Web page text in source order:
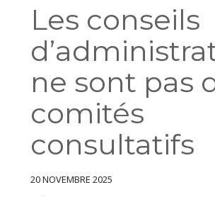
Les conseils
ne sont pas
comités
consultatifs
20 NOVEMBRE 2025